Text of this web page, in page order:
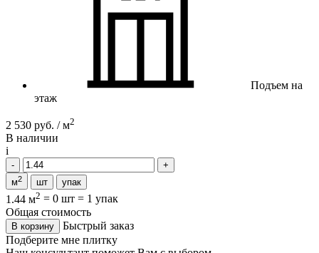
Подъем на
этаж
2 530 руб. / м2
В наличии
i
м2 шт упак
1.44 м2 = 0 шт = 1 упак
Общая стоимость
В корзину
Быстрый заказ
Подберите мне плитку